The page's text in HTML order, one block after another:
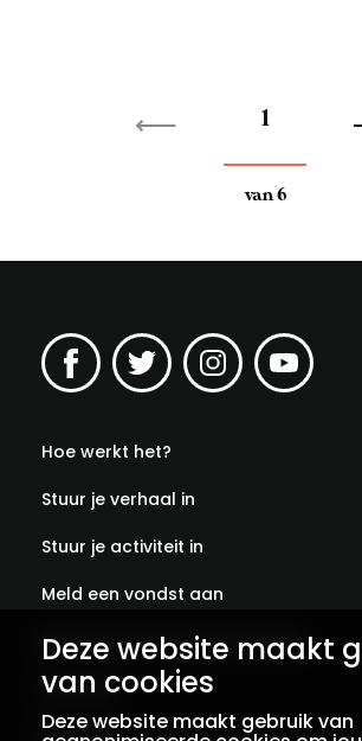
Deze website maakt
van cookies
Deze website maakt gebruik van
1
van6
Hoe werkt het?
Stuur je verhaal in
Stuur je activiteit in
Meld een vondst aan
Abonneer je op onze verhalen
Contact
Colofon